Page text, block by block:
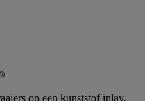
op een kunststof inlay.